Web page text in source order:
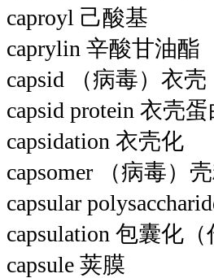
caproyl 己酸基
caprylin 辛酸甘油酯
capsid （病毒）衣
capsid protein 衣壳蛋
capsidation 衣壳化
capsomer （病毒）
capsular
capsulation 包囊化
capsule 荚膜